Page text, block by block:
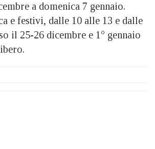
a domenica 7 gennaio.
e festivi, dalle 10 alle 13 e dalle
il 25-26 dicembre e 1° gennaio